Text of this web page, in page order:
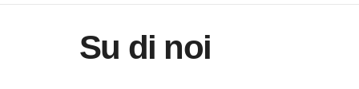
Su di noi